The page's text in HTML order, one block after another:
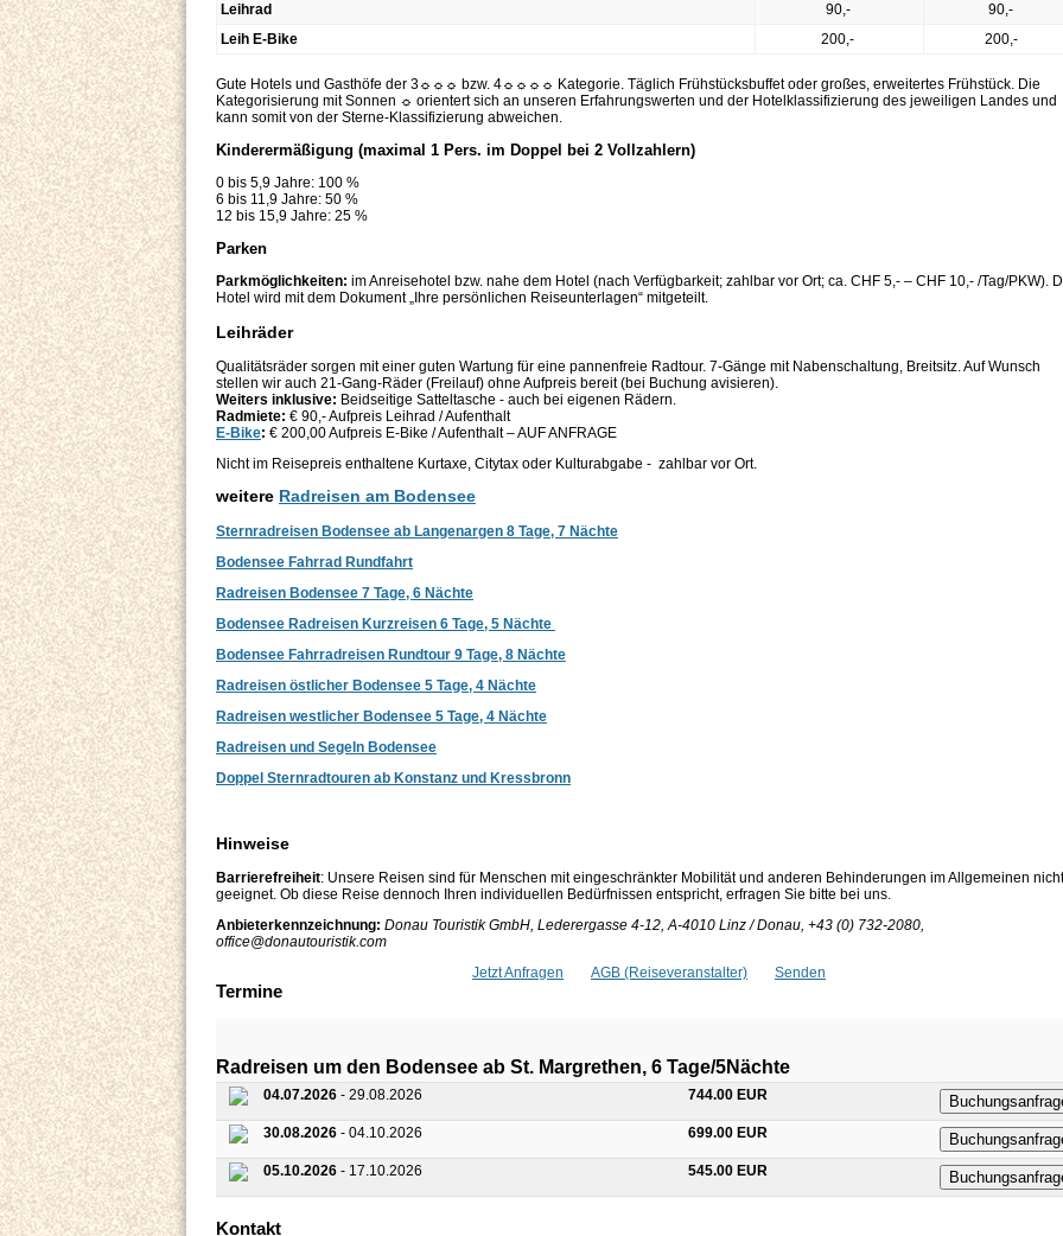
Leihrad
90,-
90,-
Leih E-Bike
200,- 200,-
Gute Hotels und Gasthöfe der 3☼☼☼ bzw. 4☼☼☼☼ Kategorie. Täglich Frühstücksbuffet oder großes, erweitertes Frühstück. Die
Kategorisierung mit Sonnen ☼ orientert sich an unseren Erfahrungswerten und der Hotelklassifizierung des jeweiligen Landes und
kann somit von der Sterne-Klassifizierung abweichen.
Kinderermäßigung (maximal 1 Pers. im Doppel bei 2 Vollzahlern)
0 bis 5,9 Jahre: 100 %
6 bis 11,9 Jahre: 50 %
12 bis 15,9 Jahre: 25 %
Parken
Parkmöglichkeiten: im Anreisehotel bzw. nahe dem Hotel (nach Verfügbarkeit; zahlbar vor Ort; ca. CHF 5,- – CHF 10,- /Tag/PKW).
Hotel wird mit dem Dokument „Ihre persönlichen Reiseunterlagen“ mitgeteilt.
Leihräder
Qualitätsräder sorgen mit einer guten Wartung für eine pannenfreie Radtour. 7-Gänge mit Nabenschaltung, Breitsitz. Auf Wunsch
stellen wir auch 21-Gang-Räder (Freilauf) ohne Aufpreis bereit (bei Buchung avisieren).
Weiters inklusive: Beidseitige Satteltasche - auch bei eigenen Rädern.
Radmiete: € 90,- Aufpreis Leihrad / Aufenthalt
E-Bike: € 200,00 Aufpreis E-Bike / Aufenthalt – AUF ANFRAGE
Nicht im Reisepreis enthaltene Kurtaxe, Citytax oder Kulturabgabe - zahlbar vor Ort.
weitere Radreisen am Bodensee
Sternradreisen Bodensee ab Langenargen 8 Tage, 7 Nächte
Bodensee Fahrrad Rundfahrt
Radreisen Bodensee 7 Tage, 6 Nächte
Bodensee Radreisen Kurzreisen 6 Tage, 5 Nächte
Bodensee Fahrradreisen Rundtour 9 Tage, 8 Nächte
Radreisen östlicher Bodensee 5 Tage, 4 Nächte
Radreisen westlicher Bodensee 5 Tage, 4 Nächte
Radreisen und Segeln Bodensee
Doppel Sternradtouren ab Konstanz und Kressbronn
Hinweise
Barrierefreiheit: Unsere Reisen sind für Menschen mit eingeschränkter Mobilität und anderen Behinderungen im Allgemeinen nicht
geeignet. Ob diese Reise dennoch Ihren individuellen Bedürfnissen entspricht, erfragen Sie bitte bei uns.
Anbieterkennzeichnung: Donau Touristik GmbH, Lederergasse 4-12, A-4010 Linz / Donau, +43 (0) 732-2080,
office@donautouristik.com
Jetzt Anfragen
AGB (Reiseveranstalter) Senden
Termine
Radreisen um den Bodensee ab St. Margrethen, 6 Tage/5Nächte
04.07.2026 - 29.08.2026 744.00 EUR
30.08.2026 - 04.10.2026 699.00 EUR
05.10.2026 - 17.10.2026 545.00 EUR
Kontakt